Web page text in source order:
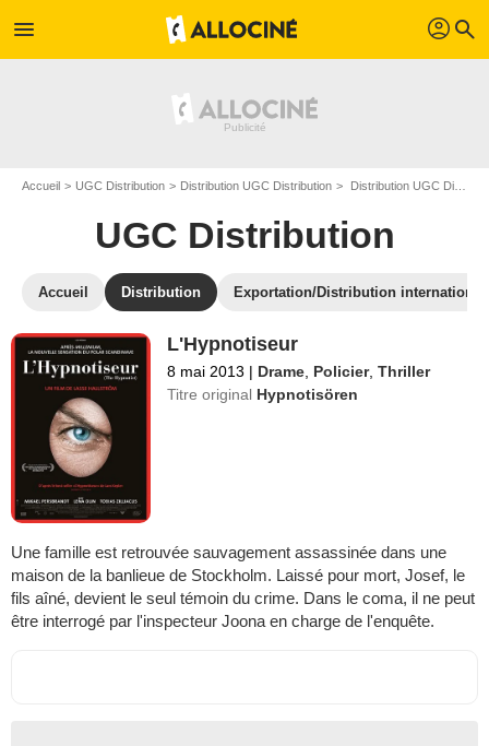
menu profil search
Accueil UGC Distribution Distribution UGC Distribution Distribution UGC Distribution - Page 9
UGC Distribution
Accueil Distribution Exportation/Distribution
L'Hypnotiseur
8 mai 2013 | Drame Policier,Thriller
Titre original Hypnotisören
Une famille est retrouvée sauvagement assassinée dans une
maison de la banlieue de Stockholm. Laissé pour mort, Josef, le
fils aîné, devient le seul témoin du crime. Dans le coma, il ne peut
être interrogé par l'inspecteur Joona en charge de l'enquête.